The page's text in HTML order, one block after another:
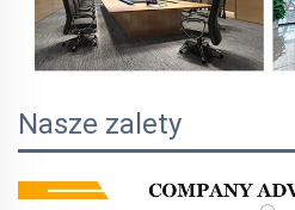
Nasze zalety